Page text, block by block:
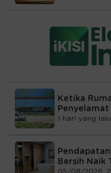
Ketika
Penyelamat
1 hari yang lalu
Bersih Naik
05/08/2026,